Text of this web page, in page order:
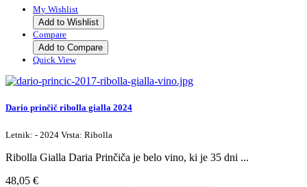
My Wishlist
Add to Wishlist
Compare
Add to Compare
Quick View
Dario prinčič ribolla gialla 2024
Letnik: - 2024 Vrsta: Ribolla
Ribolla Gialla Daria Prinčiča je belo vino, ki je 35 dni ...
48,05 €